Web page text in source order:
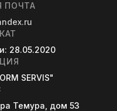
ПОЧТА
: 28.05.2020
SERVIS"
Темура, дом 53